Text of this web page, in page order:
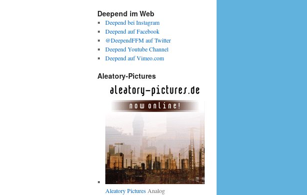
Deepend im Web
Deepend bei Instagram
Deepend auf Facebook
@DeependFFM auf Twitter
Deepend Youtube Channel
Deepend auf Vimeo.com
Aleatory-Pictures
Aleatory PicturesAnalog